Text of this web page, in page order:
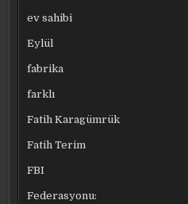
ev sahibi
Eylül
fabrika
farklı
Fatih Karagümrük
Fatih Terim
FBI
Federasyonu: